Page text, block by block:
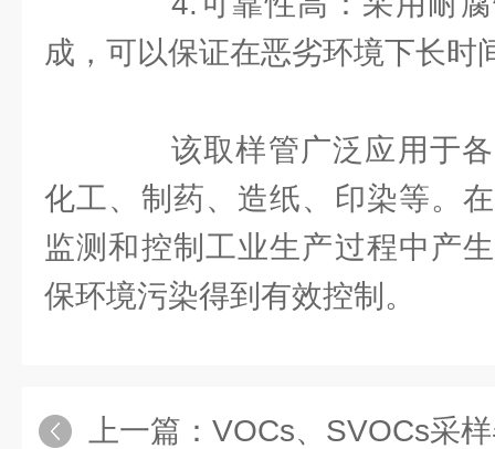
成，可以保证在恶劣环境下长时
该取样管广泛应用于各
化工、制药、造纸、印染等。
监测和控制工业生产过程中产
保环境污染得到有效控制。
上一篇： VOCs、SVOCs采样器的